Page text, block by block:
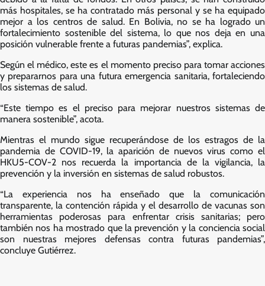
más hospitales, se ha contratado más personal y se ha equipado
mejor a los centros de salud. En Bolivia, no se ha logrado un
fortalecimiento sostenible del sistema, lo que nos deja en una
posición vulnerable frente a futuras pandemias”, explica.
Según el médico, este es el momento preciso para tomar acciones
y prepararnos para una futura emergencia sanitaria, fortaleciendo
los sistemas de salud.
“Este tiempo es el preciso para mejorar nuestros sistemas de
manera sostenible”, acota.
Mientras el mundo sigue recuperándose de los estragos de la
pandemia de COVID-19, la aparición de nuevos virus como el
HKU5-COV-2 nos recuerda la importancia de la vigilancia, la
prevención y la inversión en sistemas de salud robustos.
“La experiencia nos ha enseñado que la comunicación
transparente, la contención rápida y el desarrollo de vacunas son
herramientas poderosas para enfrentar crisis sanitarias; pero
también nos ha mostrado que la prevención y la conciencia social
son nuestras mejores defensas contra futuras pandemias”,
concluye Gutiérrez.